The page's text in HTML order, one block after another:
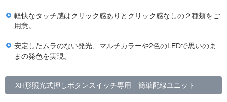
軽快なタッチ感はクリック感ありとクリック感なしの２種類をご
用意。
安定したムラのない発光、マルチカラーや2色のLEDで思いのま
まの発色を実現。
XH形照光式押しボタンスイッチ専用 簡単配線ユニット